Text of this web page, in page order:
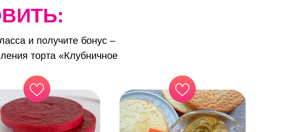
и получите бонус –
торта «Клубничное